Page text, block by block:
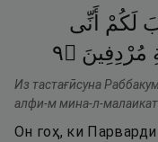
لَكُمْ أَنِّى
مُرْدِفِينَ ۝٩
Из тастағӣсуна
алфи-м мина-л-
Он гоҳ, ки